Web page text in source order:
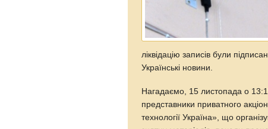
ліквідацію записів були
Українські новини.
Нагадаємо, 15 листопада о
представники приватного
технології Україна», що